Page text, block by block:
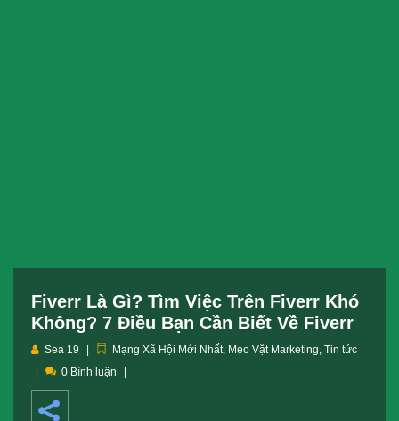
Fiverr Là Gì? Tìm Việc Trên Fiverr Khó
Không? 7 Điều Bạn Cần Biết Về Fiverr
Sea 19 Mạng Xã Hội Mới Nhất, Mẹo Vặt Marketing, Tin tức
0 Bình luận